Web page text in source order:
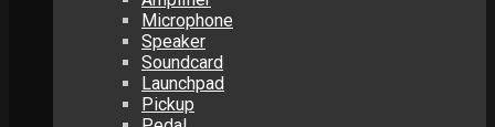
Microphone
Speaker
Soundcard
Launchpad
Pickup